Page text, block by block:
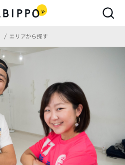
エリアから探す